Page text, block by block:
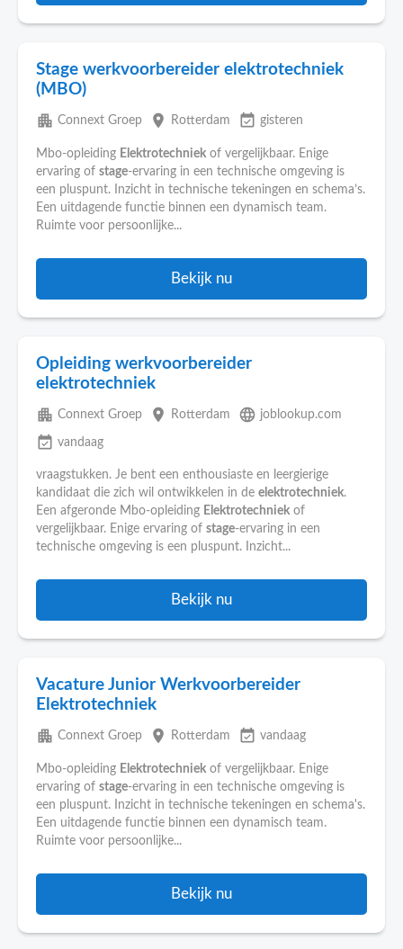
Stage werkvoorbereider elektrotechniek
(MBO)
apartment Connext Groep place Rotterdam event_available gisteren
Mbo-opleiding Elektrotechniek of vergelijkbaar. Enige
ervaring of stage-ervaring in een technische omgeving is
een pluspunt. Inzicht in technische tekeningen en schema’s.
Een uitdagende functie binnen een dynamisch team.
Ruimte voor persoonlijke...
Bekijk nu
Opleiding werkvoorbereider
elektrotechniek
apartment Connext Groep place Rotterdam language joblookup.com
event_available vandaag
vraagstukken. Je bent een enthousiaste en leergierige
kandidaat die zich wil ontwikkelen in de elektrotechniek.
Een afgeronde Mbo-opleiding Elektrotechniek of
vergelijkbaar. Enige ervaring of stage-ervaring in een
technische omgeving is een pluspunt. Inzicht...
Bekijk nu
Vacature Junior Werkvoorbereider
Elektrotechniek
apartment Connext Groep place Rotterdam event_available vandaag
Mbo-opleiding Elektrotechniek of vergelijkbaar. Enige
ervaring of stage-ervaring in een technische omgeving is
een pluspunt. Inzicht in technische tekeningen en schema's.
Een uitdagende functie binnen een dynamisch team.
Ruimte voor persoonlijke...
Bekijk nu